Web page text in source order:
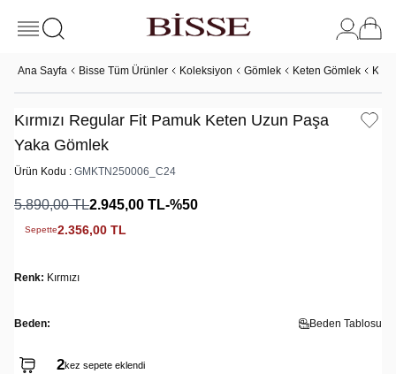
Ana Sayfa Bisse Tüm Ürünler Koleksiyon Gömlek Keten Gömlek
Kırmızı Regular Fit Pamuk Keten Uzun Paşa
Yaka Gömlek
Ürün Kodu : GMKTN250006_C24
5.890,00TL2.945,00 TL-%50
Sepette2.356,00 TL
Renk: Kırmızı
Beden: Beden Tablosu
2kez sepete eklendi